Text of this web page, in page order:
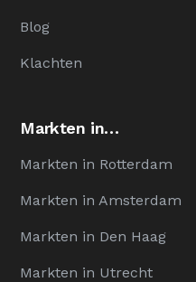
Blog
Klachten
Markten in…
Markten in Rotterdam
Markten in Amsterdam
Markten in Den Haag
Markten in Utrecht